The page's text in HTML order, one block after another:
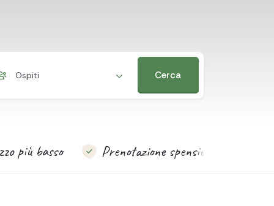
Ospiti Cerca
più basso Prenotazione spensierata!